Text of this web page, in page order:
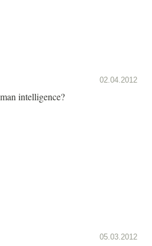
02.04.2012
intelligence?
05.03.2012